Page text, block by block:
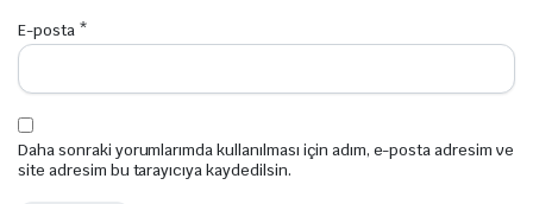
E-posta *
Daha sonraki yorumlarımda kullanılması için adım, e-posta adresim ve
site adresim bu tarayıcıya kaydedilsin.